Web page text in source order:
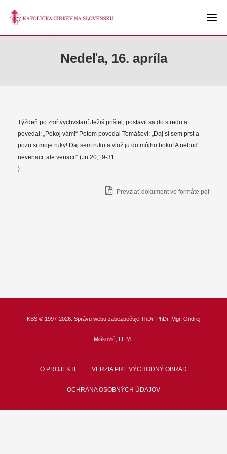
Nedeľa, 16. apríla
Týždeň po zmŕtvychvstaní Ježiš prišiel, postavil sa do stredu a
povedal: „Pokoj vám!“ Potom povedal Tomášovi: „Daj si sem prst a
pozri si moje ruky! Daj sem ruku a vlož ju do môjho boku! A nebuď
neveriaci, ale veriaci!“ (Jn 20,19-31
)
Prevziať dokument vo formáte pdf
KBS © 1997-2026. Správu webu zabezpečuje ThDr. PhDr. Mgr. Ondrej
Miškovič, LL.M.
O PROJEKTE VERZIA PRE VÝCHODNÝ OBRAD
OCHRANA OSOBNÝCH ÚDAJOV